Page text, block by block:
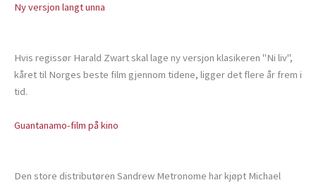
Ny versjon langt unna
Hvis regissør Harald Zwart skal lage ny versjon klasikeren "Ni liv",
kåret til Norges beste film gjennom tidene, ligger det flere år frem i
tid.
Guantanamo-film på kino
Den store distributøren Sandrew Metronome har kjøpt Michael